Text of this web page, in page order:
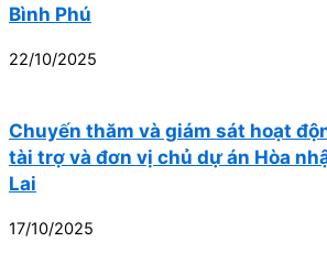
Bình Phú
22/10/2025
Chuyến thăm và giám sát hoạt
tài trợ và đơn vị chủ dự án Hòa
Lai
17/10/2025